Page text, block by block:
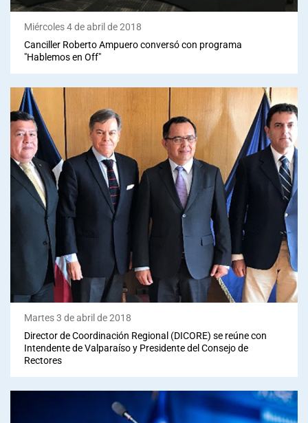
Miércoles 4 de abril de 2018
Canciller Roberto Ampuero conversó con programa
"Hablemos en Off"
Martes 3 de abril de 2018
Director de Coordinación Regional (DICORE) se reúne con
Intendente de Valparaíso y Presidente del Consejo de
Rectores